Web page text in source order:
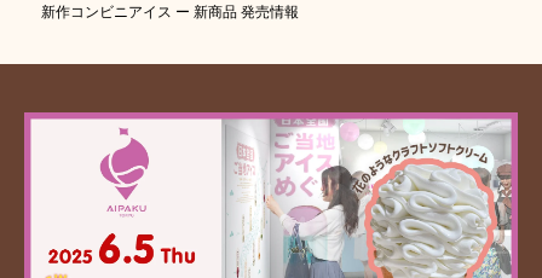
新作コンビニアイス ー 新商品 発売情報